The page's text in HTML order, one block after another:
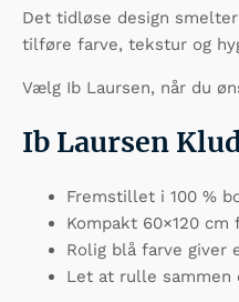
Det tidløse design
tilføre farve, tekstur og
Vælg Ib Laursen, når du
Ib Laursen
Fremstillet i 100 %
Kompakt 60×120
Rolig blå farve
Let at rulle